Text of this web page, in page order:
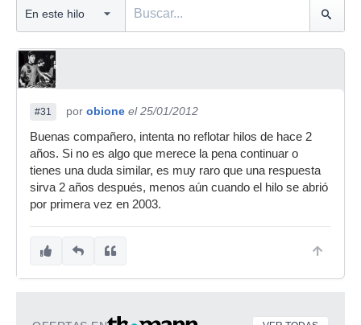
#31 por obione el 25/01/2012
Buenas compañero, intenta no reflotar hilos de hace 2
años. Si no es algo que merece la pena continuar o
tienes una duda similar, es muy raro que una respuesta
sirva 2 años después, menos aún cuando el hilo se abrió
por primera vez en 2003.